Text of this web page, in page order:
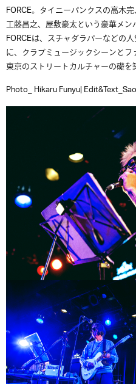
FORCE。タイニーパンクスの高木
工藤昌之、屋敷豪太という豪華メ
FORCEは、スチャダラパーなどの
に、クラブミュージックシーンと
東京のストリートカルチャーの礎を
Photo_ Hikaru Funyu|